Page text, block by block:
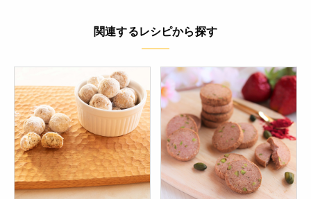
関連するレシピから探す